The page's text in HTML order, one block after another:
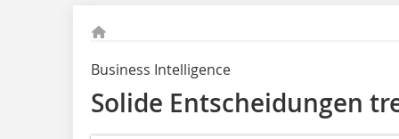
Business Intelligence
Solide Entscheidungen